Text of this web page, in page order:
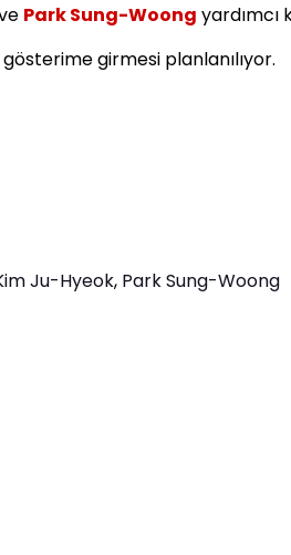
Park Sung-Woong yardımcı
girmesi planlanılıyor.
Ju-Hyeok, Park Sung-Woong